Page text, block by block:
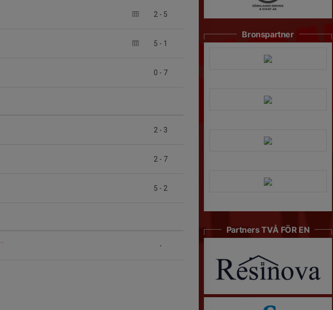
2 - 5
5 - 1
0 - 7
2 - 3
2 - 7
5 - 2
-
Bronspartner
Partners TVÅ FÖR EN